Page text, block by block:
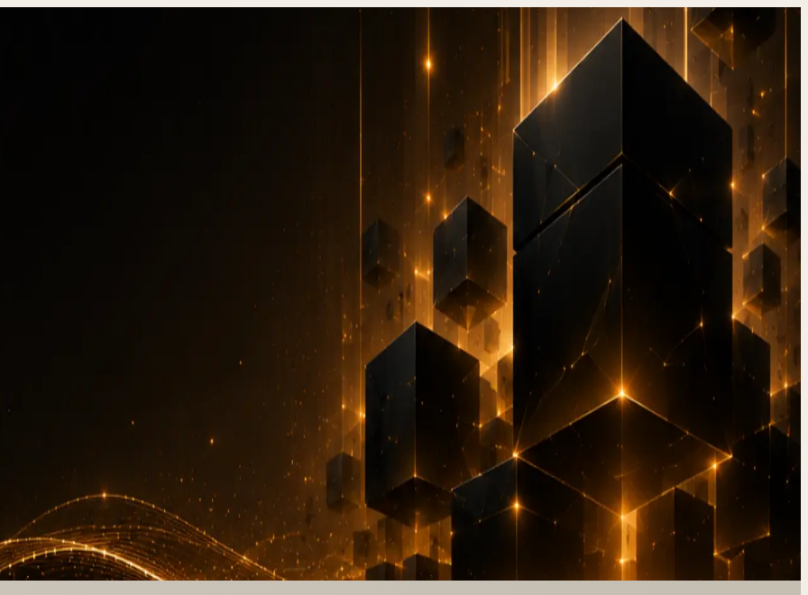
v3, unsichtbarer Spam-
Schutz für Formulare
2026)
DevStudio.it